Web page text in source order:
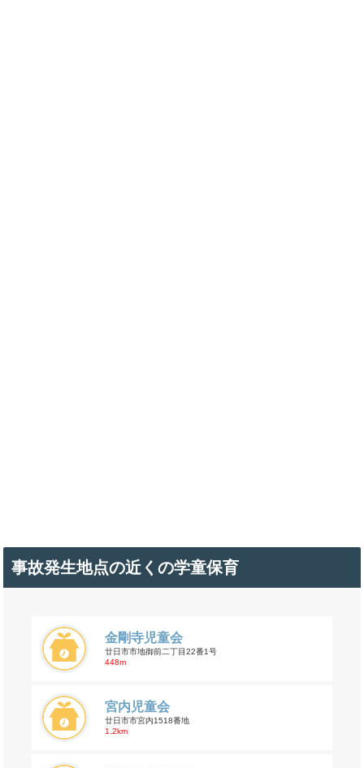
事故発生地点の近くの学童保育
金剛寺児童会
廿日市市地御前二丁目22番1号
448m
宮内児童会
廿日市市宮内1518番地
1.2km